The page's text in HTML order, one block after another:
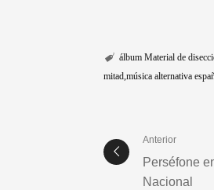
álbum Material de
mitad música alternativa
Anterior
Perséfone
Nacional